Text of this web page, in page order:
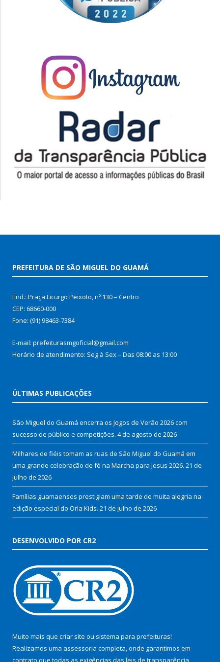
PREFEITURA DE SÃO MIGUEL DO GUAMÁ
End.: Praça Licurgo Peixoto, nº 130 – Centro
CEP: 68660-000
Fone: (91) 98463-7384
E-mail: prefeiturasmgoficial@gmail.com
Horário de atendimento: Seg à Sex – Das 08:00 as 13:00
ÚLTIMAS PUBLICAÇÕES
São Miguel do Guamá encerra os Jogos de Verão 2026 com
sucesso de público e competições. 4 de agosto de 2026
Milhares de fiéis tomam as ruas de São Miguel do Guamá em
uma grande celebração de fé na Marcha para Jesus 2026. 21 de
julho de 2026
Famílias guamaenses prestigiam uma tarde de muita alegria na
edição especial do Orla Kids. 21 de julho de 2026
DESENVOLVIDO POR CR2
Muito mais que criar site ou sistema para prefeituras!
Realizamos uma assessoria completa, onde garantimos em
contrato que todas as exigências das leis de transparência